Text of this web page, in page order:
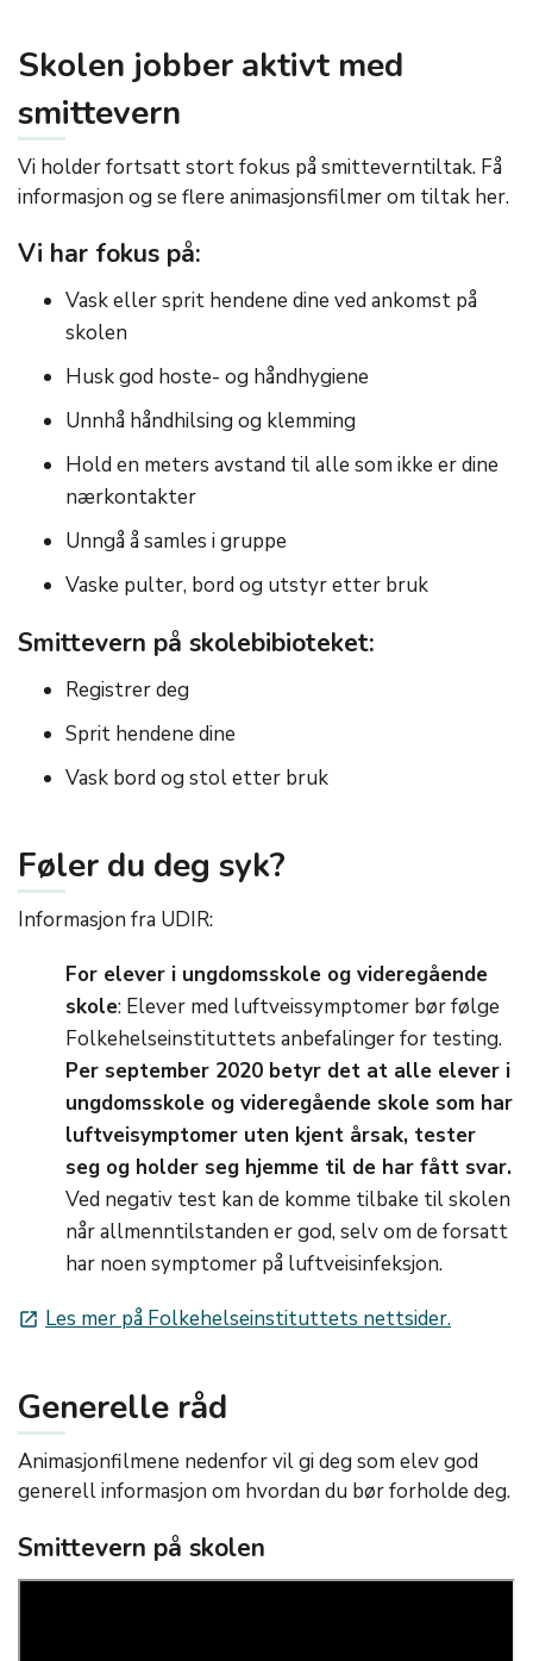
Skolen jobber aktivt med
smittevern
Vi holder fortsatt stort fokus på smitteverntiltak. Få
informasjon og se flere animasjonsfilmer om tiltak her.
Vi har fokus på:
Vask eller sprit hendene dine ved ankomst på
skolen
Husk god hoste- og håndhygiene
Unnhå håndhilsing og klemming
Hold en meters avstand til alle som ikke er dine
nærkontakter
Unngå å samles i gruppe
Vaske pulter, bord og utstyr etter bruk
Smittevern på skolebibioteket:
Registrer deg
Sprit hendene dine
Vask bord og stol etter bruk
Føler du deg syk?
Informasjon fra UDIR:
For elever i ungdomsskole og videregående
skole: Elever med luftveissymptomer bør følge
Folkehelseinstituttets anbefalinger for testing.
Per september 2020 betyr det at alle elever i
ungdomsskole og videregående skole som har
luftveisymptomer uten kjent årsak, tester
seg og holder seg hjemme til de har fått svar.
Ved negativ test kan de komme tilbake til skolen
når allmenntilstanden er god, selv om de forsatt
har noen symptomer på luftveisinfeksjon.
launch Les mer på Folkehelseinstituttets nettsider.
Generelle råd
Animasjonfilmene nedenfor vil gi deg som elev god
generell informasjon om hvordan du bør forholde deg.
Smittevern på skolen